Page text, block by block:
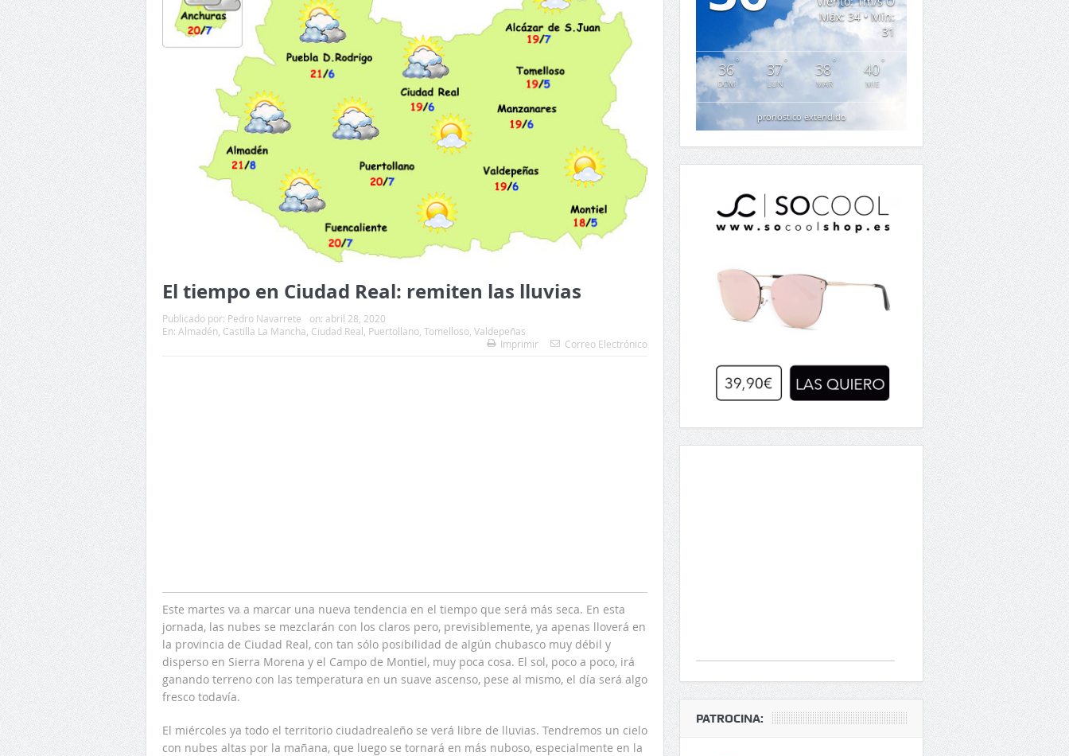
El tiempo en Ciudad Real: remiten las lluvias
Publicado por: Pedro Navarrete on: abril 28, 2020
En: Almadén Castilla La Mancha Ciudad Real Puertollano Tomelloso Valdepeñas
Imprimir
Correo Electrónico
Este martes va a marcar una nueva tendencia en el tiempo que será más seca. En esta
jornada, las nubes se mezclarán con los claros pero, previsiblemente, ya apenas lloverá en
la provincia de Ciudad Real, con tan sólo posibilidad de algún chubasco muy débil y
disperso en Sierra Morena y el Campo de Montiel, muy poca cosa. El sol, poco a poco, irá
ganando terreno con las temperatura en un suave ascenso, pese al mismo, el día será algo
fresco todavía.
El miércoles ya todo el territorio ciudadrealeño se verá libre de lluvias. Tendremos un cielo
con nubes altas por la mañana, que luego se tornará en más nuboso, especialmente en la
Máx: 34 • Mín:
31
36°
DOM
37°
LUN
38°
MAR
40°
MIE
pronóstico extendido
PATROCINA: